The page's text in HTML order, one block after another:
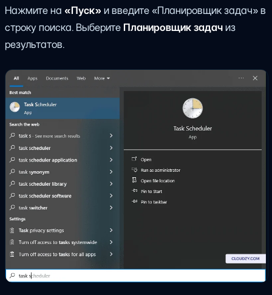
Нажмите на «Пуск» и введите «Планировщик задач» в
строку поиска. Выберите Планировщик задачиз
результатов.